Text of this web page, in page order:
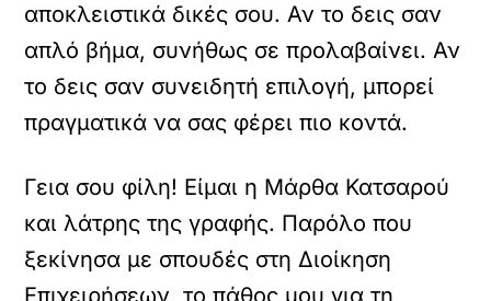
αποκλειστικά δικές σου. Αν το δεις σαν
απλό βήμα, συνήθως σε προλαβαίνει. Αν
το δεις σαν συνειδητή επιλογή, μπορεί
πραγματικά να σας φέρει πιο κοντά.
Γεια σου φίλη! Είμαι η Μάρθα Κατσαρού
και λάτρης της γραφής. Παρόλο που
ξεκίνησα με σπουδές στη Διοίκηση
Επιχειρήσεων, το πάθος μου για τη